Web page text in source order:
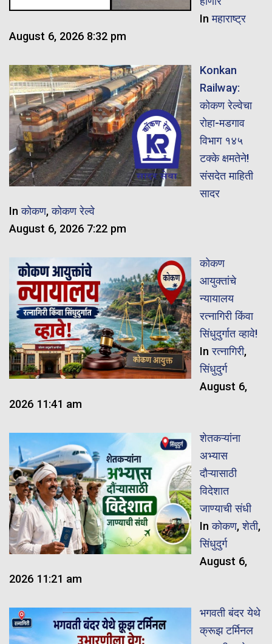
Inमहाराष्ट्र
August 6, 2026 8:32 pm
Konkan
Railway:
कोकण रेल्वेचा
रोहा-मडगाव
विभाग १४५
टक्के क्षमतेने!
संसदेत माहिती
सादर
Inकोकण,कोकण रेल्वे
August 6, 2026 7:22 pm
कोकण
आयुक्तांचे
न्यायालय
रत्नागिरी किंवा
सिंधुदुर्गात व्हावे!
Inरत्नागिरी,
सिंधुदुर्ग
August 6,
2026 11:41 am
शेतकऱ्यांना
अभ्यास
दौऱ्यासाठी
विदेशात
जाण्याची संधी
Inकोकण,शेती,
सिंधुदुर्ग
August 6,
2026 11:21 am
भगवती बंदर येथे
क्रूझ टर्मिनल